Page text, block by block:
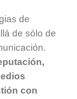
de
de sólo de
con